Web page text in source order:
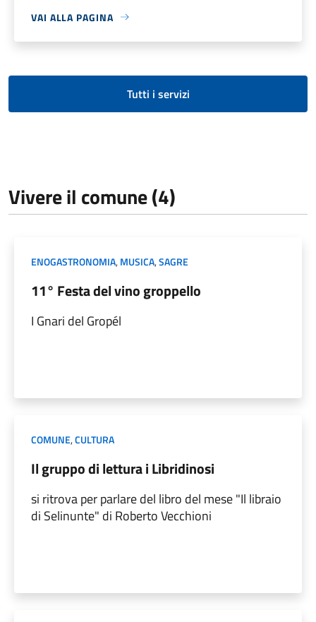
VAI ALLA PAGINA
Tutti i servizi
Vivere il comune (4)
ENOGASTRONOMIA,MUSICA,SAGRE
11° Festa del vino groppello
I Gnari del Gropél
COMUNE,CULTURA
Il gruppo di lettura i Libridinosi
si ritrova per parlare del libro del mese "Il libraio
di Selinunte" di Roberto Vecchioni